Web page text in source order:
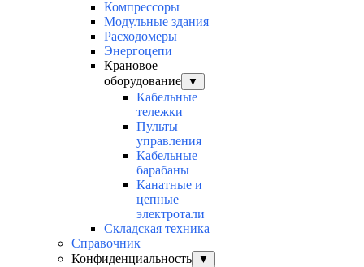
Компрессоры
Модульные здания
Расходомеры
Энергоцепи
Крановое
оборудование
▼
Кабельные
тележки
Пульты
управления
Кабельные
барабаны
Канатные и
цепные
электротали
Складская техника
Справочник
Конфиденциальность
▼